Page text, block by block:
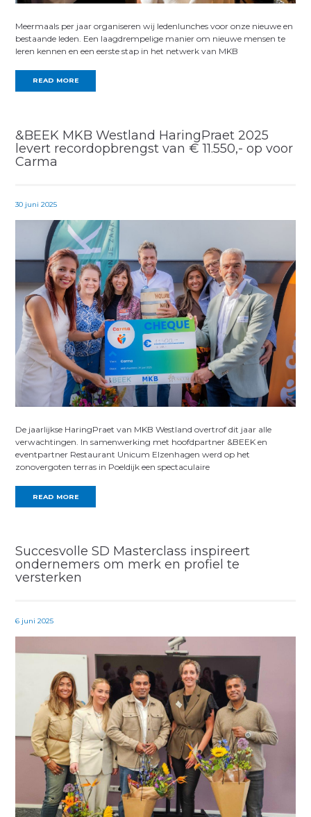
Meermaals per jaar organiseren wij ledenlunches voor onze nieuwe en
bestaande leden. Een laagdrempelige manier om nieuwe mensen te
leren kennen en een eerste stap in het netwerk van MKB
READ MORE
&BEEK MKB Westland HaringPraet 2025
levert recordopbrengst van € 11.550,- op voor
Carma
30 juni 2025
De jaarlijkse HaringPraet van MKB Westland overtrof dit jaar alle
verwachtingen. In samenwerking met hoofdpartner &BEEK en
eventpartner Restaurant Unicum Elzenhagen werd op het
zonovergoten terras in Poeldijk een spectaculaire
READ MORE
Succesvolle SD Masterclass inspireert
ondernemers om merk en profiel te
versterken
6 juni 2025